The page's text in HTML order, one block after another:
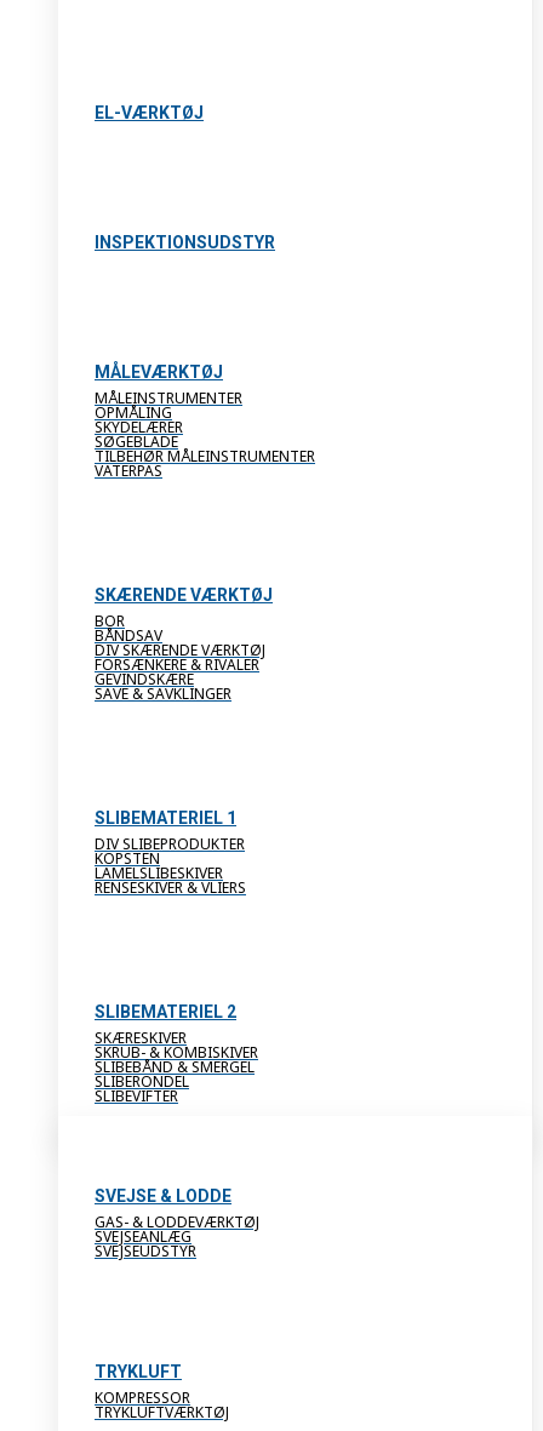
EL-VÆRKTØJ
INSPEKTIONSUDSTYR
MÅLEVÆRKTØJ
MÅLEINSTRUMENTER
OPMÅLING
SKYDELÆRER
SØGEBLADE
TILBEHØR MÅLEINSTRUMENTER
VATERPAS
SKÆRENDE VÆRKTØJ
BOR
BÅNDSAV
DIV SKÆRENDE VÆRKTØJ
FORSÆNKERE & RIVALER
GEVINDSKÆRE
SAVE & SAVKLINGER
SLIBEMATERIEL 1
DIV SLIBEPRODUKTER
KOPSTEN
LAMELSLIBESKIVER
RENSESKIVER & VLIERS
SLIBEMATERIEL 2
SKÆRESKIVER
SKRUB- & KOMBISKIVER
SLIBEBÅND & SMERGEL
SLIBERONDEL
SLIBEVIFTER
SVEJSE & LODDE
GAS- & LODDEVÆRKTØJ
SVEJSEANLÆG
SVEJSEUDSTYR
TRYKLUFT
KOMPRESSOR
TRYKLUFTVÆRKTØJ